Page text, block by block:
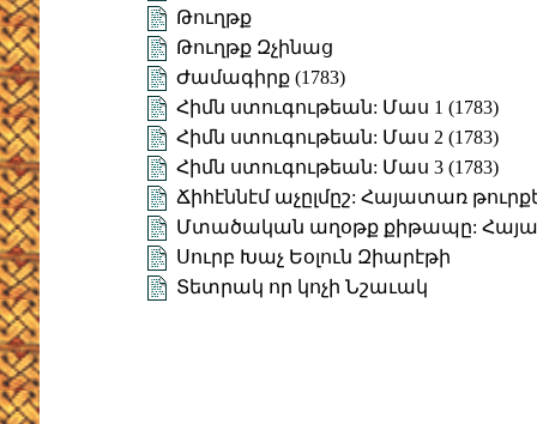
Թուղթք
Թուղթք Զչինաց
Ժամագիրք (1783)
Հիմն ստուգութեան: Մաս 1 (1783)
Հիմն ստուգութեան: Մաս 2 (1783)
Հիմն ստուգութեան: Մաս 3 (1783)
Ճիհէննէմ աչըլմըշ: Հայատառ
Մտածական աղօթք քիթապը:
Սուրբ Խաչ Եօլուն Զիարէթի
Տետրակ որ կոչի Նշաւակ